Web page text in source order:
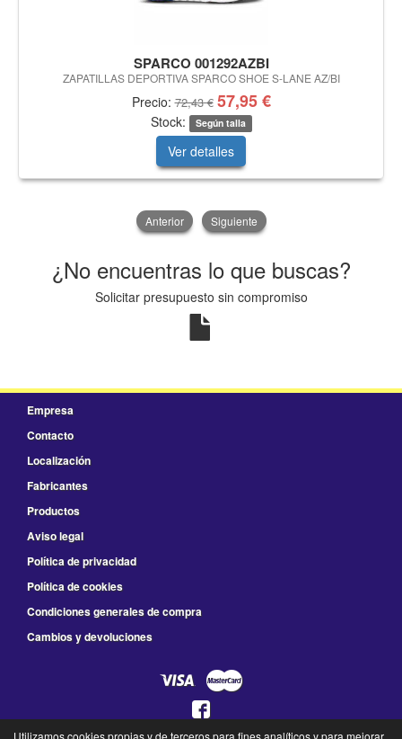
SPARCO 001292AZBI
ZAPATILLAS DEPORTIVA SPARCO SHOE S-LANE AZ/BI
Precio:72,43 € 57,95 €
Stock: Según talla
Ver detalles
Anterior Siguiente
¿No encuentras lo que buscas?
Solicitar presupuesto sin compromiso
Empresa
Contacto
Localización
Fabricantes
Productos
Aviso legal
Política de privacidad
Política de cookies
Condiciones generales de compra
Cambios y devoluciones
Utilizamos cookies propias y de terceros para fines analíticos y para mejorar